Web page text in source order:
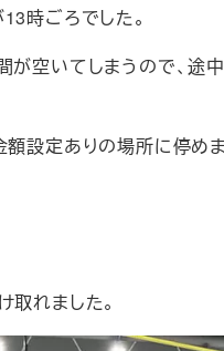
時ごろでした。
が空いてしまうので、途
設定ありの場所に停め
取れました。